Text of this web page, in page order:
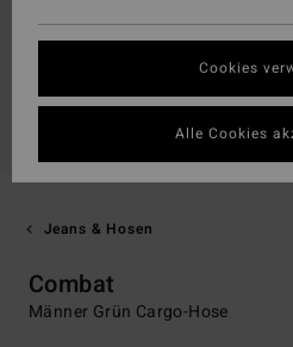
Jeans & Hosen
Combat
Männer Grün Cargo-Hose
Cookies
Alle Cookies